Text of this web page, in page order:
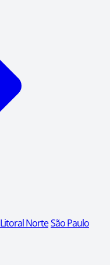
Litoral NorteSão Paulo